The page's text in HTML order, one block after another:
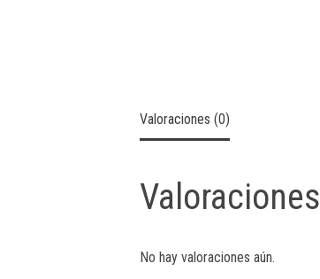
Valoraciones (0)
Valoraciones
No hay valoraciones aún.